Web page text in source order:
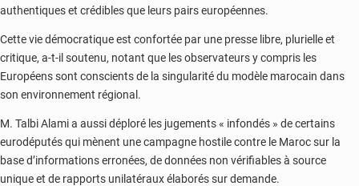
authentiques et crédibles que leurs pairs européennes.
Cette vie démocratique est confortée par une presse libre, plurielle et
critique, a-t-il soutenu, notant que les observateurs y compris les
Européens sont conscients de la singularité du modèle marocain dans
son environnement régional.
M. Talbi Alami a aussi déploré les jugements « infondés » de certains
eurodéputés qui mènent une campagne hostile contre le Maroc sur la
base d’informations erronées, de données non vérifiables à source
unique et de rapports unilatéraux élaborés sur demande.